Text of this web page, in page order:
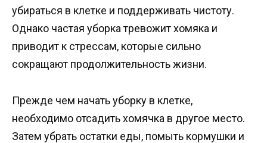
убираться в клетке и поддерживать чистоту.
Однако частая уборка тревожит хомяка и
приводит к стрессам, которые сильно
сокращают продолжительность жизни.
Прежде чем начать уборку в клетке,
необходимо отсадить хомячка в другое место.
Затем убрать остатки еды, помыть кормушки и